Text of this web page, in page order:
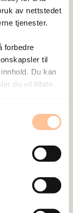
av nettstedet
tjenester.
forbedre
til
Du kan
du vil tillate.
er å bidra
og
traumatisk